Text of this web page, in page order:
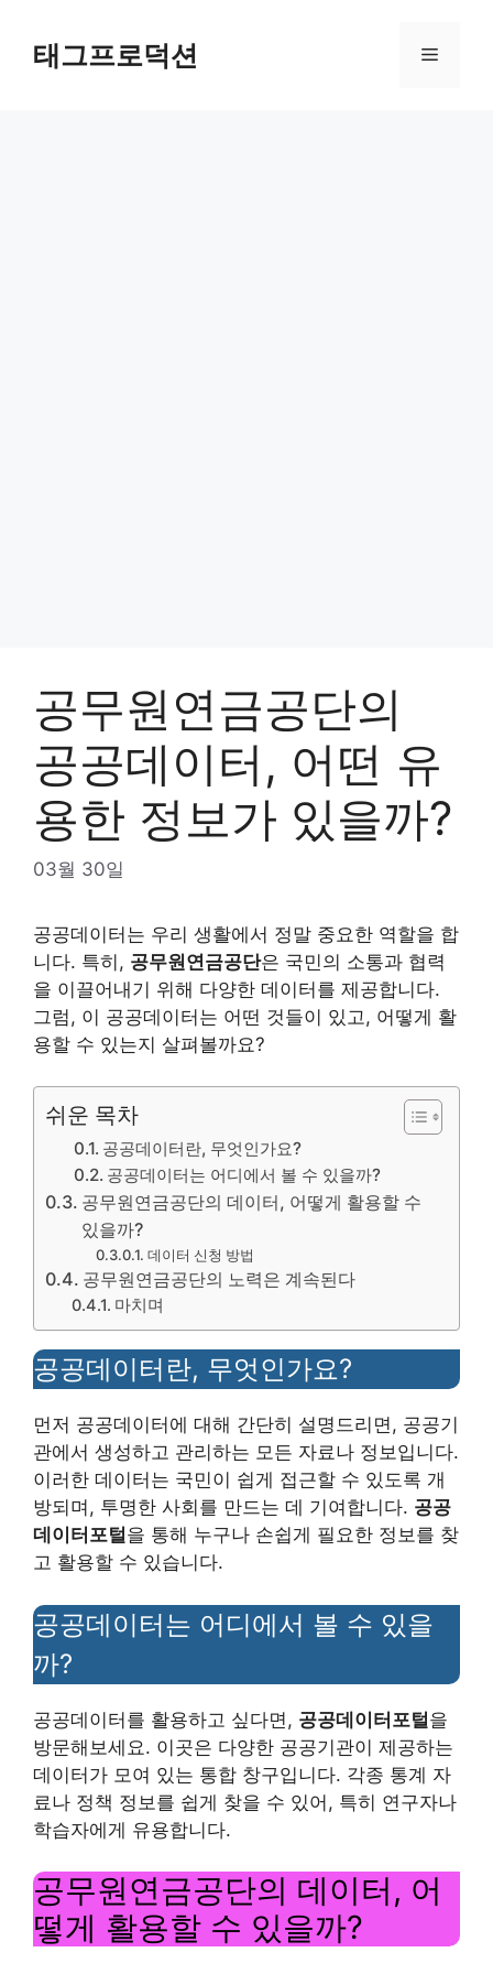
content태그프로덕션 Menu
공무원연금공단의
공공데이터, 어떤 유
용한 정보가 있을까?
03월 30일
공공데이터는 우리 생활에서 정말 중요한 역할을 합
니다. 특히, 공무원연금공단은 국민의 소통과 협력
을 이끌어내기 위해 다양한 데이터를 제공합니다.
그럼, 이 공공데이터는 어떤 것들이 있고, 어떻게 활
용할 수 있는지 살펴볼까요?
쉬운 목차
공공데이터란, 무엇인가요?
공공데이터는 어디에서 볼 수 있을까?
공무원연금공단의 데이터, 어떻게 활용할 수
있을까?
데이터 신청 방법
공무원연금공단의 노력은 계속된다
마치며
공공데이터란, 무엇인가요?
먼저 공공데이터에 대해 간단히 설명드리면, 공공기
관에서 생성하고 관리하는 모든 자료나 정보입니다.
이러한 데이터는 국민이 쉽게 접근할 수 있도록 개
방되며, 투명한 사회를 만드는 데 기여합니다. 공공
데이터포털을 통해 누구나 손쉽게 필요한 정보를 찾
고 활용할 수 있습니다.
공공데이터는 어디에서 볼 수 있을
까?
공공데이터를 활용하고 싶다면, 공공데이터포털을
방문해보세요. 이곳은 다양한 공공기관이 제공하는
데이터가 모여 있는 통합 창구입니다. 각종 통계 자
료나 정책 정보를 쉽게 찾을 수 있어, 특히 연구자나
학습자에게 유용합니다.
공무원연금공단의 데이터, 어
떻게 활용할 수 있을까?